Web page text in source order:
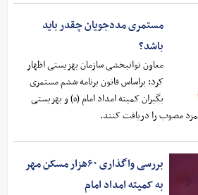
مستمری مددجویان چقدر باید
باشد؟
معاون توانبخشی سازمان بهزیستی اظهار
کرد: براساس قانون برنامه ششم مستمری
بگیران کمیته امداد امام (ه) و بهزیستی
بررسی واگذاری ۶۰هزار مسکن مهر
به کمیته امداد امام